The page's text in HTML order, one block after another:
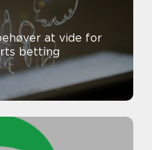
at vide for
betting